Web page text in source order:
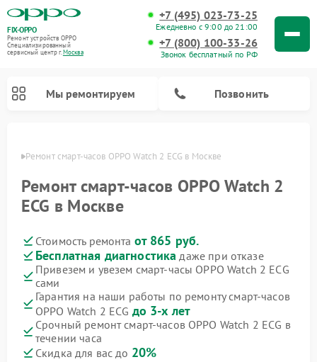
FIX-OPPO
Ремонт устройств OPPO
Специализированный
cервисный центр г.Москва
+7 (495) 023-73-25
Ежедневно с 9:00 до 21:00
+7 (800) 100-33-26
Звонок бесплатный по РФ
Мы ремонтируем Позвонить
Ремонт смарт-часов OPPO Watch 2 ECG в Москве
Ремонт смарт-часов OPPO Watch 2
ECG в Москве
Стоимость ремонта от 865 руб.
Бесплатная диагностика даже при отказе
Привезем и увезем смарт-часы OPPO Watch 2 ECG
сами
Гарантия на наши работы по ремонту смарт-часов
OPPO Watch 2 ECG до 3-х лет
Срочный ремонт смарт-часов OPPO Watch 2 ECG в
течении часа
Скидка для вас до 20%